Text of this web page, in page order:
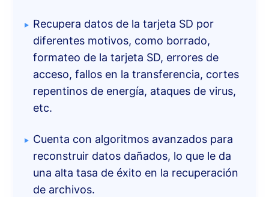
Recupera datos de la tarjeta SD por
diferentes motivos, como borrado,
formateo de la tarjeta SD, errores de
acceso, fallos en la transferencia, cortes
repentinos de energía, ataques de virus,
etc.
Cuenta con algoritmos avanzados para
reconstruir datos dañados, lo que le da
una alta tasa de éxito en la recuperación
de archivos.